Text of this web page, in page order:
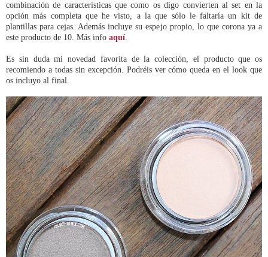
combinación de características que como os digo convierten al set en la
opción más completa que he visto, a la que sólo le faltaría un kit de
plantillas para cejas. Además incluye su espejo propio, lo que corona ya a
este producto de 10. Más info aquí.
Es sin duda mi novedad favorita de la colección, el producto que os
recomiendo a todas sin excepción. Podréis ver cómo queda en el look que
os incluyo al final.